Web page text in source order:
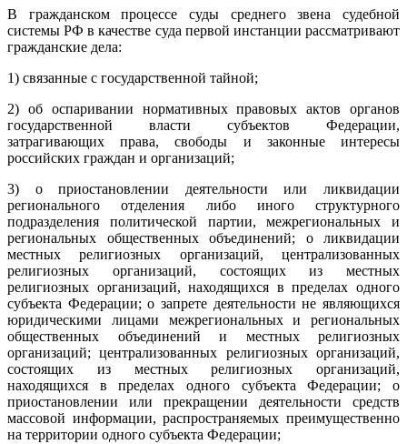
В гражданском процессе суды среднего звена судебной
системы РФ в качестве суда первой инстанции рассматривают
гражданские дела:
1) связанные с государственной тайной;
2) об оспаривании нормативных правовых актов органов
государственной власти субъектов Федерации,
затрагивающих права, свободы и законные интересы
российских граждан и организаций;
3) о приостановлении деятельности или ликвидации
регионального отделения либо иного структурного
подразделения политической партии, межрегиональных и
региональных общественных объединений; о ликвидации
местных религиозных организаций, централизованных
религиозных организаций, состоящих из местных
религиозных организаций, находящихся в пределах одного
субъекта Федерации; о запрете деятельности не являющихся
юридическими лицами межрегиональных и региональных
общественных объединений и местных религиозных
организаций; централизованных религиозных организаций,
состоящих из местных религиозных организаций,
находящихся в пределах одного субъекта Федерации; о
приостановлении или прекращении деятельности средств
массовой информации, распространяемых преимущественно
на территории одного субъекта Федерации;